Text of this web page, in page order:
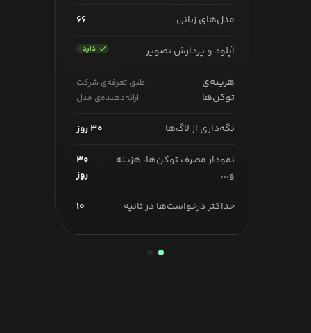
مدل‌های زبانی ۶۶
آپلود و پردازش تصویر
هزینه‌ی
توکن‌ها
طبق تعرفه‌ی شرکت
ارائه‌دهنده‌ی مدل
نگه‌داری از لاگ‌ها ۳۰ روز
نمودار مصرف توکن‌ها، هزینه
و...
۳۰
روز
حداکثر درخواست‌ها در ثانیه ۱۰
مدل‌های زبانی ۱۱۳
آپلود و پردازش تصویر
هزینه‌ی
توکن‌ها
طبق تعرفه‌ی شرکت
ارائه‌دهنده‌ی مدل
نگه‌داری از لاگ‌ها ۶۰ روز
و... روز